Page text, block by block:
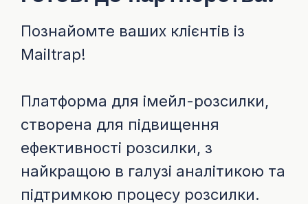
Познайомте ваших клієнтів із
Mailtrap!
Платформа для імейл-розсилки,
створена для підвищення
ефективності розсилки, з
найкращою в галузі аналітикою та
підтримкою процесу розсилки.